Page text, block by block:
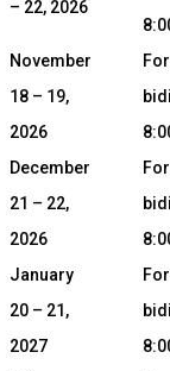
– 22, 2026
November
18 – 19,
2026
December
21 – 22,
2026
January
20 – 21,
2027